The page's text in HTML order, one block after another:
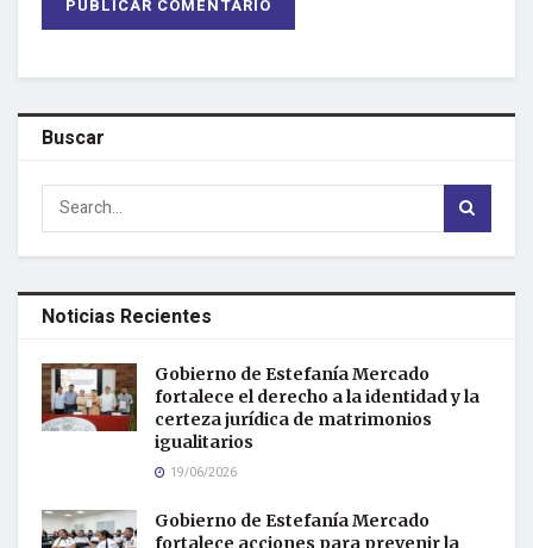
Buscar
Noticias Recientes
Gobierno de Estefanía Mercado
fortalece el derecho a la identidad y la
certeza jurídica de matrimonios
igualitarios
19/06/2026
Gobierno de Estefanía Mercado
fortalece acciones para prevenir la